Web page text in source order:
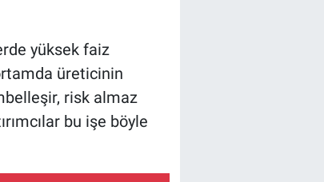
yüksek faiz
üreticinin
risk almaz
bu işe böyle